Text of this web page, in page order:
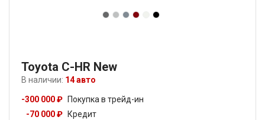
Toyota C-HR New
В наличии: 14 авто
-300 000 ₽ Покупка в трейд-ин
-70 000 ₽ Кредит